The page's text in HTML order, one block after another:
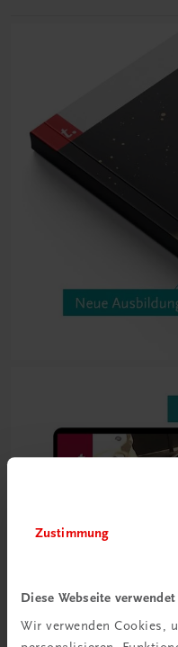
Zustimmung
Diese Webseite
Wir verwenden Cookies,